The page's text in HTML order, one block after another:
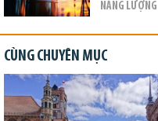
NĂNG LƯỢNG
CÙNG CHUYÊN MỤC